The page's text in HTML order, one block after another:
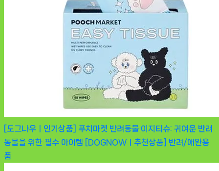
[도그나우ㅣ인기상품] 푸치마켓 반려동물 이지티슈: 귀여운 반려
동물을 위한 필수 아이템 [DOGNOWㅣ추천상품] 반려/애완용
품